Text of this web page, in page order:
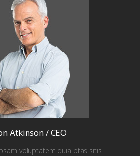
Atkinson / CEO
voluptatem quia ptas sitis